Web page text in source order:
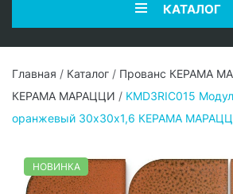
КАТАЛОГ
Главная / Каталог / Прованс КЕРАМА
КЕРАМА МАРАЦЦИ / KMD3RIC015
оранжевый 30х30х1,6 КЕРАМА
НОВИНКА